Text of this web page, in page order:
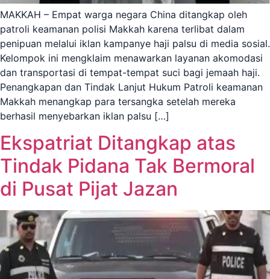
MAKKAH – Empat warga negara China ditangkap oleh
patroli keamanan polisi Makkah karena terlibat dalam
penipuan melalui iklan kampanye haji palsu di media sosial.
Kelompok ini mengklaim menawarkan layanan akomodasi
dan transportasi di tempat-tempat suci bagi jemaah haji.
Penangkapan dan Tindak Lanjut Hukum Patroli keamanan
Makkah menangkap para tersangka setelah mereka
berhasil menyebarkan iklan palsu […]
Ekspatriat Ditangkap atas
Tindak Pidana Tak Bermoral
di Pusat Pijat Jazan